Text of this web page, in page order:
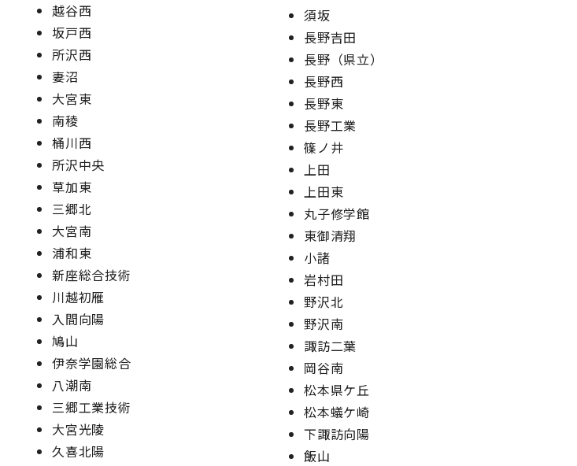
越谷西
坂戸西
所沢西
妻沼
大宮東
南稜
桶川西
所沢中央
草加東
三郷北
大宮南
浦和東
新座総合技術
川越初雁
入間向陽
鳩山
伊奈学園総合
八潮南
三郷工業技術
大宮光陵
久喜北陽
須坂
長野吉田
長野（県立）
長野西
長野東
長野工業
篠ノ井
上田
上田東
丸子修学館
東御清翔
小諸
岩村田
野沢北
野沢南
諏訪二葉
岡谷南
松本県ケ丘
松本蟻ケ崎
下諏訪向陽
飯山